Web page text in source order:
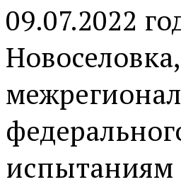
09.07.2022
испытаниям